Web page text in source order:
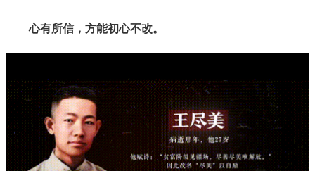
心有所信，方能初心不改。